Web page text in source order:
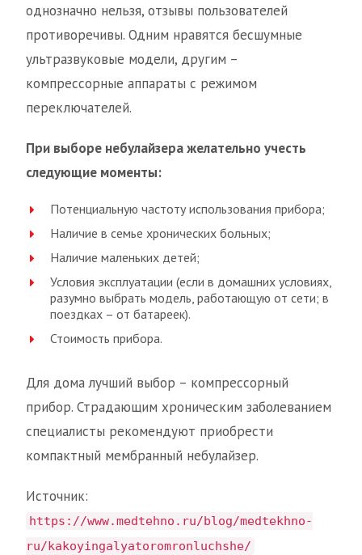
однозначно нельзя, отзывы пользователей
противоречивы. Одним нравятся бесшумные
ультразвуковые модели, другим –
компрессорные аппараты с режимом
переключателей.
При выборе небулайзера желательно учесть
следующие моменты:
Потенциальную частоту использования прибора;
Наличие в семье хронических больных;
Наличие маленьких детей;
Условия эксплуатации (если в домашних условиях,
разумно выбрать модель, работающую от сети; в
поездках – от батареек).
Стоимость прибора.
Для дома лучший выбор – компрессорный
прибор. Страдающим хроническим заболеванием
специалисты рекомендуют приобрести
компактный мембранный небулайзер.
Источник:
https://www.medtehno.ru/blog/medtekhno-
ru/kakoyingalyatoromronluchshe/